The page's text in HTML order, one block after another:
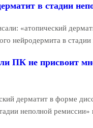
в стадии
«атопический
нейродермита в
ПК не присвоит
дерматит в форме
неполной8 (800)